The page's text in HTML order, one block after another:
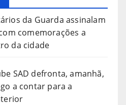
da Guarda assinalam
comemorações a
da cidade
SAD defronta, amanhã,
a contar para a